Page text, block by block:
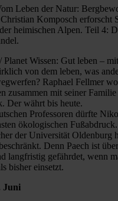
Leben der Natur:
Komposch erforscht
heimischen Alpen. Teil 4:
Planet Wissen: Gut leben –
von dem leben, was
Raphael Fellmer
zusammen mit seiner
Der währt bis heute.
Professoren dürfte
ökologischen
der Universität Oldenburg
Denn Paech ist
langfristig gefährdet, wenn
bisher einsetzt.
Juni